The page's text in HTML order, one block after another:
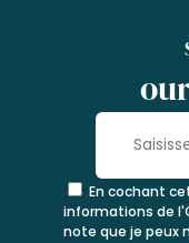
En cochant
informations de
note que je peux